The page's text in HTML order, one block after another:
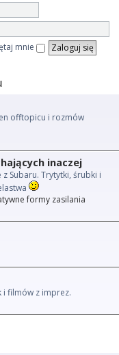
mnie
offtopicu i rozmów
inaczej
Subaru. Trytytki, śrubki i
formy zasilania
i filmów z imprez.